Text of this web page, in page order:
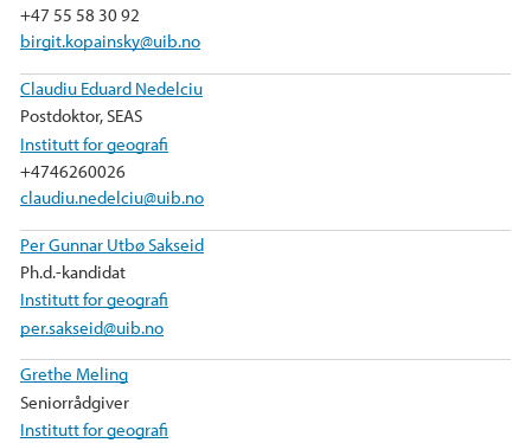
+47 55 58 30 92
birgit.kopainsky@uib.no
Claudiu Eduard Nedelciu
Postdoktor, SEAS
Institutt for geografi
+4746260026
claudiu.nedelciu@uib.no
Per Gunnar Utbø Sakseid
Ph.d.-kandidat
Institutt for geografi
per.sakseid@uib.no
Grethe Meling
Seniorrådgiver
Institutt for geografi